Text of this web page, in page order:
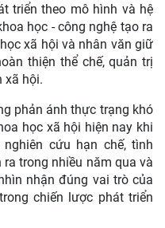
triển theo mô hình và hệ
học - công nghệ tạo ra
xã hội và nhân văn giữ
thiện thể chế, quản trị
xã hội.
phản ánh thực trạng khó
học xã hội hiện nay khi
cứu hạn chế, tình
ra trong nhiều năm qua và
nhận đúng vai trò của
chiến lược phát triển